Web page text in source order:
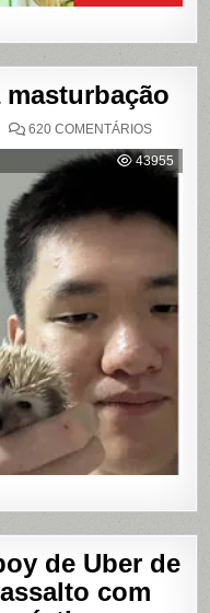
masturbação
620 COMENTÁRIOSEM
WEB:
ÚLTIMA
43955
de Uber de
com